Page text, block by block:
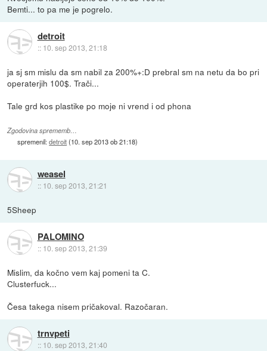
Bemti... to pa me je pogrelo.
detroit
:: 10. sep 2013, 21:18
ja sj sm mislu da sm nabil za 200%+:D prebral sm na netu da bo pri
operaterjih 100$. Trači...
Tale grd kos plastike po moje ni vrend i od phona
Zgodovina sprememb…
spremenil:detroit(10. sep 2013 ob 21:18)
weasel
:: 10. sep 2013, 21:21
5Sheep
PALOMINO
:: 10. sep 2013, 21:39
Mislim, da kočno vem kaj pomeni ta C.
Clusterfuck...
Česa takega nisem pričakoval. Razočaran.
trnvpeti
:: 10. sep 2013, 21:40